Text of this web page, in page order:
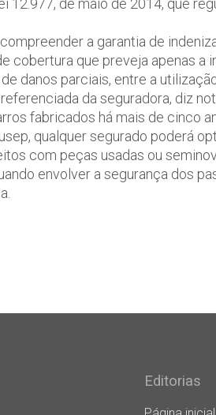
12.977, de maio de 2014, que
a garantia de
cobertura que preveja apenas a
danos parciais, entre a
da seguradora, diz
fabricados há mais de cinco
qualquer segurado poderá
com peças usadas ou
envolver a segurança dos
Editorias